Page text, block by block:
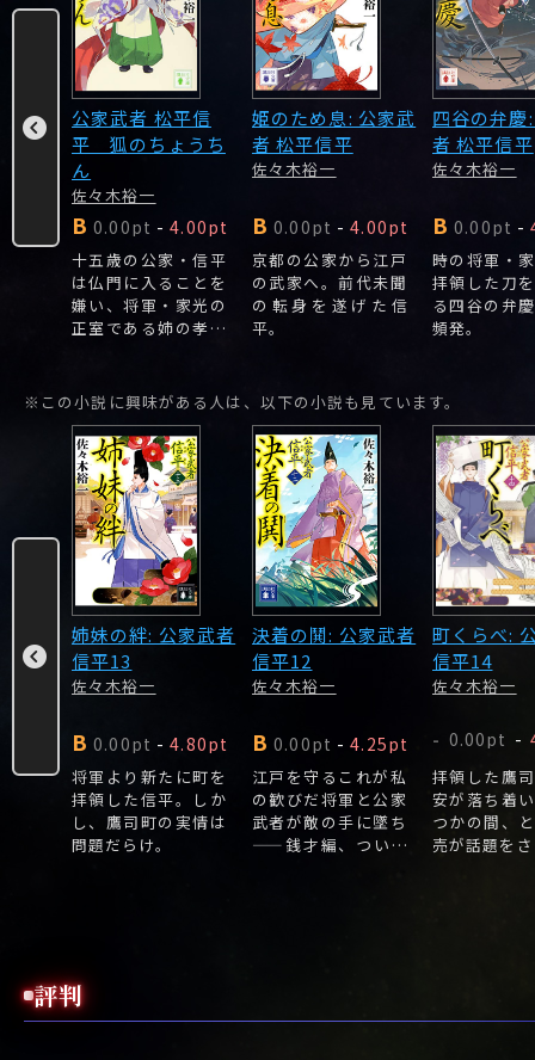
武者
公家武者 松平信
平 狐のちょうち
ん
佐々木裕一
B 0.00pt - 4.00pt
十五歳の公家・信平
は仏門に入ることを
嫌い、将軍・家光の
正室である姉の孝子
姫のため息: 公家武
者 松平信平
佐々木裕一
B 0.00pt - 4.00pt
京都の公家から江戸
の武家へ。前代未聞
の転身を遂げた信
平。
四谷の弁慶
者 松平信平
佐々木裕一
B 0.00pt -
時の将軍・
拝領した刀
る四谷の弁
頻発。
※この小説に興味がある人は、以下の小説も見ています。
信平
姉妹の絆: 公家武者
信平13
佐々木裕一
B 0.00pt - 4.80pt
将軍より新たに町を
拝領した信平。しか
し、鷹司町の実情は
問題だらけ。
決着の鬨: 公家武者
信平12
佐々木裕一
B 0.00pt - 4.25pt
江戸を守るこれが私
の歓びだ将軍と公家
武者が敵の手に墜ち
――銭才編、ついに
町くらべ:
信平14
佐々木裕一
- 0.00pt -
拝領した鷹
安が落ち着
つかの間、
売が話題を
評判